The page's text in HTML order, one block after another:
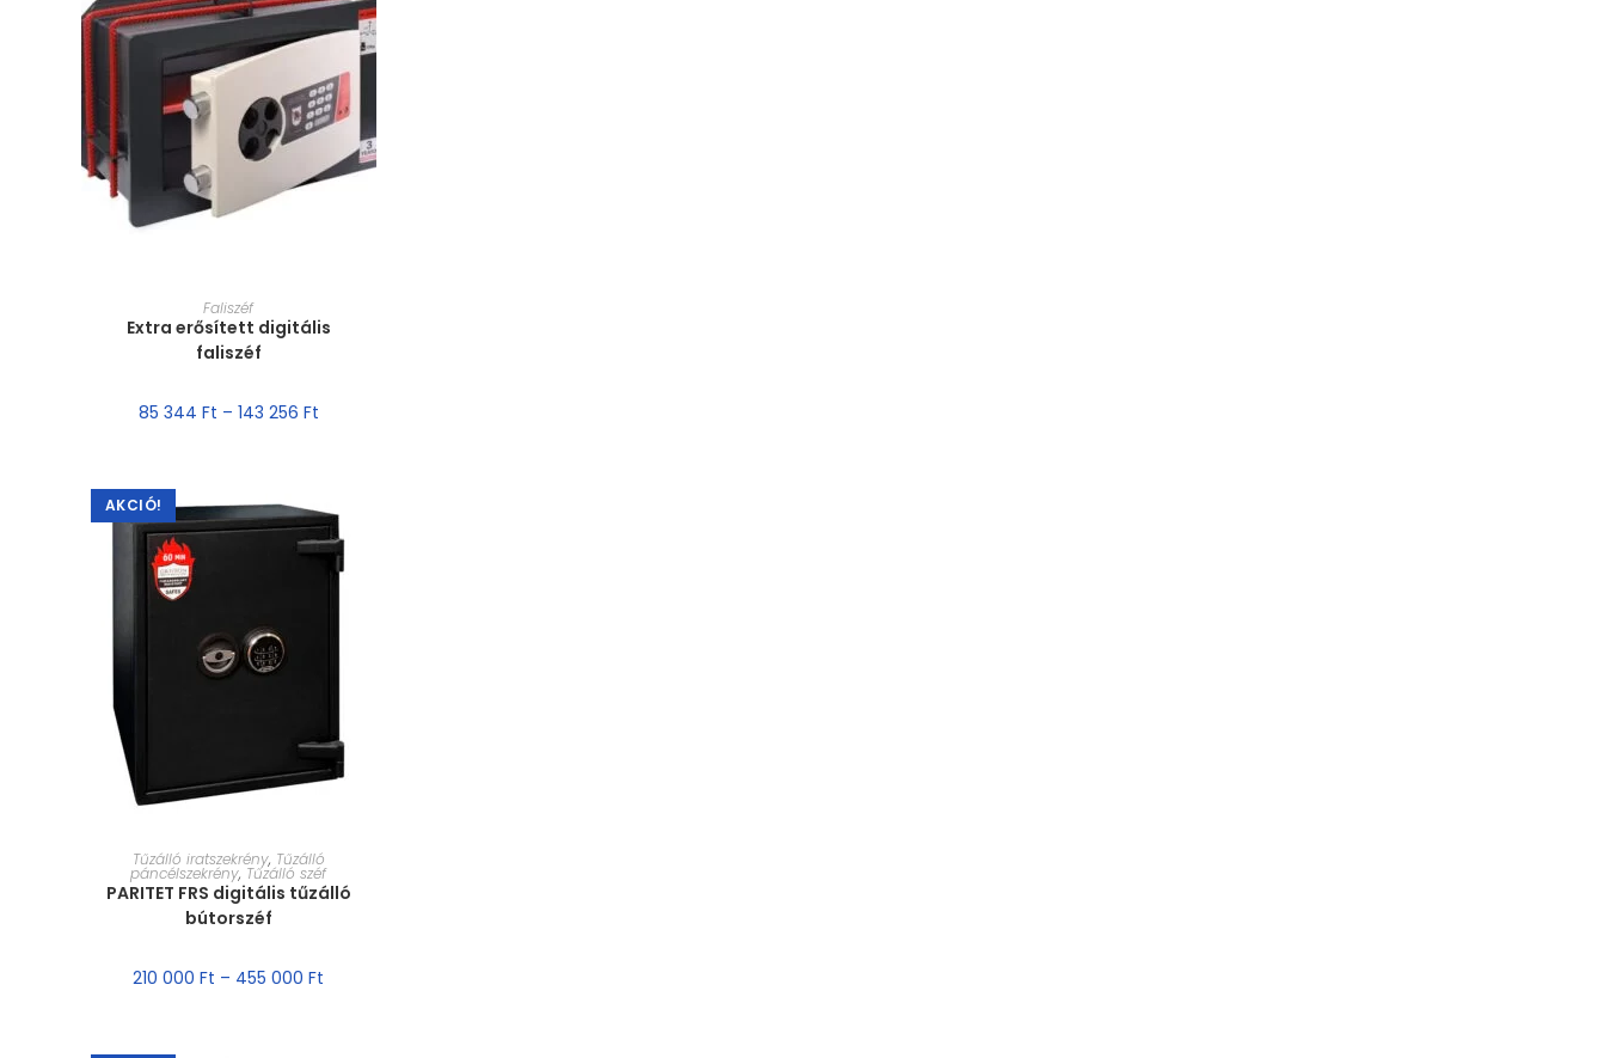
MÉRET VÁLASZTÁSA
Faliszéf
Extra erősített digitális
faliszéf
85 344 Ft – 143 256 Ft
AKCIÓ!
MÉRET VÁLASZTÁSA
Tűzálló iratszekrény, Tűzálló
páncélszekrény, Tűzálló széf
PARITET FRS digitális tűzálló
bútorszéf
210 000Ft – 455 000Ft